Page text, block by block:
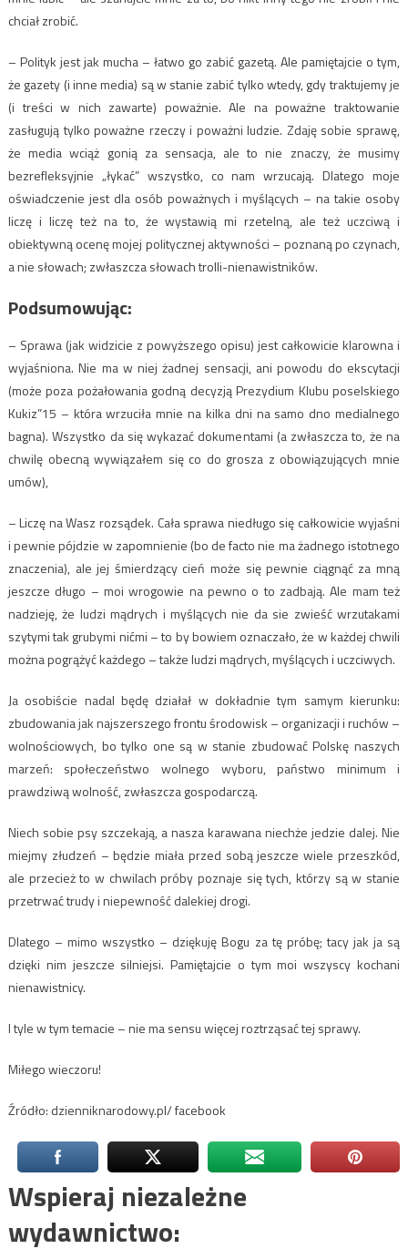
chciał zrobić.
– Polityk jest jak mucha – łatwo go zabić gazetą. Ale pamiętajcie o tym,
że gazety (i inne media) są w stanie zabić tylko wtedy, gdy traktujemy je
(i treści w nich zawarte) poważnie. Ale na poważne traktowanie
zasługują tylko poważne rzeczy i poważni ludzie. Zdaję sobie sprawę,
że media wciąż gonią za sensacja, ale to nie znaczy, że musimy
bezrefleksyjnie „łykać” wszystko, co nam wrzucają. Dlatego moje
oświadczenie jest dla osób poważnych i myślących – na takie osoby
liczę i liczę też na to, że wystawią mi rzetelną, ale też uczciwą i
obiektywną ocenę mojej politycznej aktywności – poznaną po czynach,
a nie słowach; zwłaszcza słowach trolli-nienawistników.
Podsumowując:
– Sprawa (jak widzicie z powyższego opisu) jest całkowicie klarowna i
wyjaśniona. Nie ma w niej żadnej sensacji, ani powodu do ekscytacji
(może poza pożałowania godną decyzją Prezydium Klubu poselskiego
Kukiz”15 – która wrzuciła mnie na kilka dni na samo dno medialnego
bagna). Wszystko da się wykazać dokumentami (a zwłaszcza to, że na
chwilę obecną wywiązałem się co do grosza z obowiązujących mnie
umów),
– Liczę na Wasz rozsądek. Cała sprawa niedługo się całkowicie wyjaśni
i pewnie pójdzie w zapomnienie (bo de facto nie ma żadnego istotnego
znaczenia), ale jej śmierdzący cień może się pewnie ciągnąć za mną
jeszcze długo – moi wrogowie na pewno o to zadbają. Ale mam też
nadzieję, że ludzi mądrych i myślących nie da sie zwieść wrzutakami
szytymi tak grubymi nićmi – to by bowiem oznaczało, że w każdej chwili
można pogrążyć każdego – także ludzi mądrych, myślących i uczciwych.
Ja osobiście nadal będę działał w dokładnie tym samym kierunku:
zbudowania jak najszerszego frontu środowisk – organizacji i ruchów –
wolnościowych, bo tylko one są w stanie zbudować Polskę naszych
marzeń: społeczeństwo wolnego wyboru, państwo minimum i
prawdziwą wolność, zwłaszcza gospodarczą.
Niech sobie psy szczekają, a nasza karawana niechże jedzie dalej. Nie
miejmy złudzeń – będzie miała przed sobą jeszcze wiele przeszkód,
ale przecież to w chwilach próby poznaje się tych, którzy są w stanie
przetrwać trudy i niepewność dalekiej drogi.
Dlatego – mimo wszystko – dziękuję Bogu za tę próbę; tacy jak ja są
dzięki nim jeszcze silniejsi. Pamiętajcie o tym moi wszyscy kochani
nienawistnicy.
I tyle w tym temacie – nie ma sensu więcej roztrząsać tej sprawy.
Miłego wieczoru!
Źródło: dzienniknarodowy.pl/ facebook
Wspieraj niezależne
wydawnictwo: